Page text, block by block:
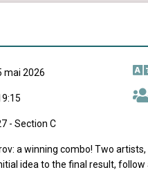
mai 2026
- Section C
a winning combo! Two
idea to the final result,